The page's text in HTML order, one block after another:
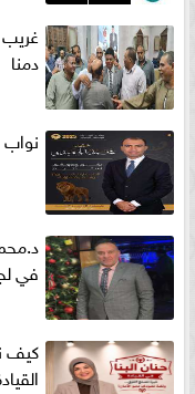
غريب
دمنا
نواب
في
كيف